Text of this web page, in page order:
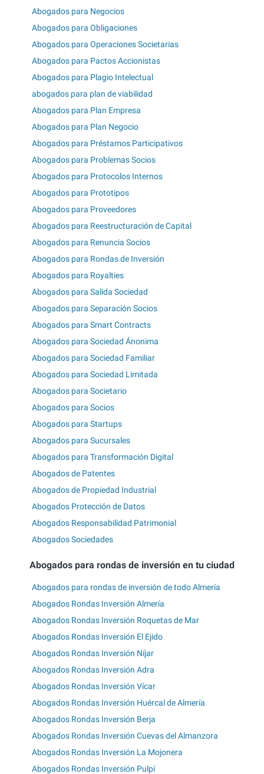
Abogados para Negocios
Abogados para Obligaciones
Abogados para Operaciones Societarias
Abogados para Pactos Accionistas
Abogados para Plagio Intelectual
abogados para plan de viabilidad
Abogados para Plan Empresa
Abogados para Plan Negocio
Abogados para Préstamos Participativos
Abogados para Problemas Socios
Abogados para Protocolos Internos
Abogados para Prototipos
Abogados para Proveedores
Abogados para Reestructuración de Capital
Abogados para Renuncia Socios
Abogados para Rondas de Inversión
Abogados para Royalties
Abogados para Salida Sociedad
Abogados para Separación Socios
Abogados para Smart Contracts
Abogados para Sociedad Ánonima
Abogados para Sociedad Familiar
Abogados para Sociedad Limitada
Abogados para Societario
Abogados para Socios
Abogados para Startups
Abogados para Sucursales
Abogados para Transformación Digital
Abogados de Patentes
Abogados de Propiedad Industrial
Abogados Protección de Datos
Abogados Responsabilidad Patrimonial
Abogados Sociedades
Abogados para rondas de inversión en tu ciudad
Abogados para rondas de inversión de todo Almería
Abogados Rondas Inversión Almería
Abogados Rondas Inversión Roquetas de Mar
Abogados Rondas Inversión El Ejido
Abogados Rondas Inversión Níjar
Abogados Rondas Inversión Adra
Abogados Rondas Inversión Vícar
Abogados Rondas Inversión Huércal de Almería
Abogados Rondas Inversión Berja
Abogados Rondas Inversión Cuevas del Almanzora
Abogados Rondas Inversión La Mojonera
Abogados Rondas Inversión Pulpí